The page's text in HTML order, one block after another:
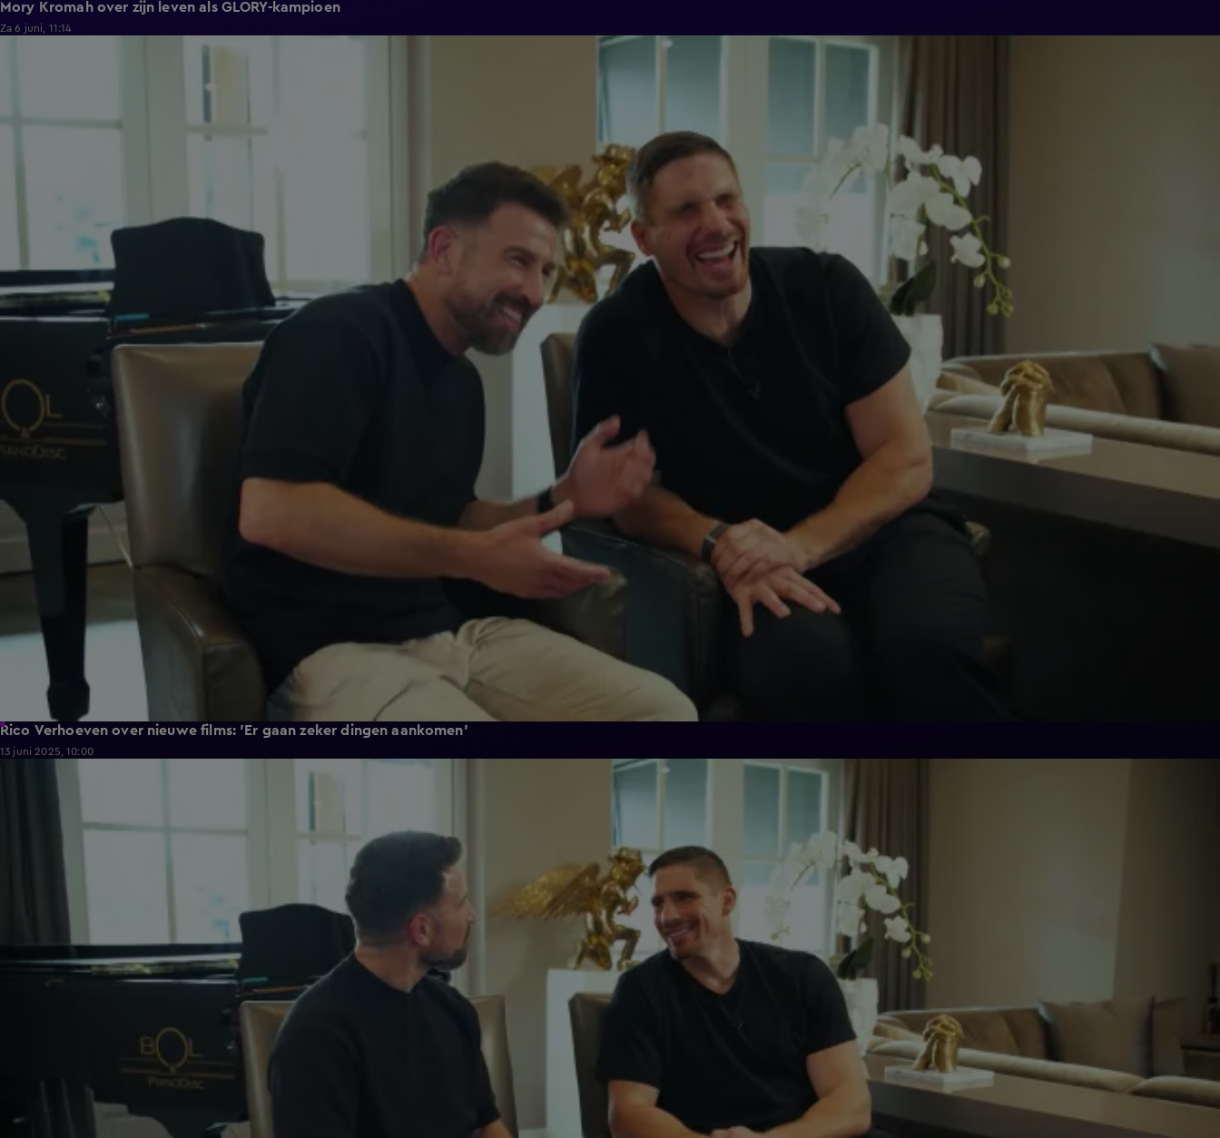
Mory Kromah over zijn leven als GLORY-kampioen
Za 6 juni, 11:14
Rico Verhoeven over nieuwe films: 'Er gaan zeker dingen aankomen'
13 juni 2025, 10:00